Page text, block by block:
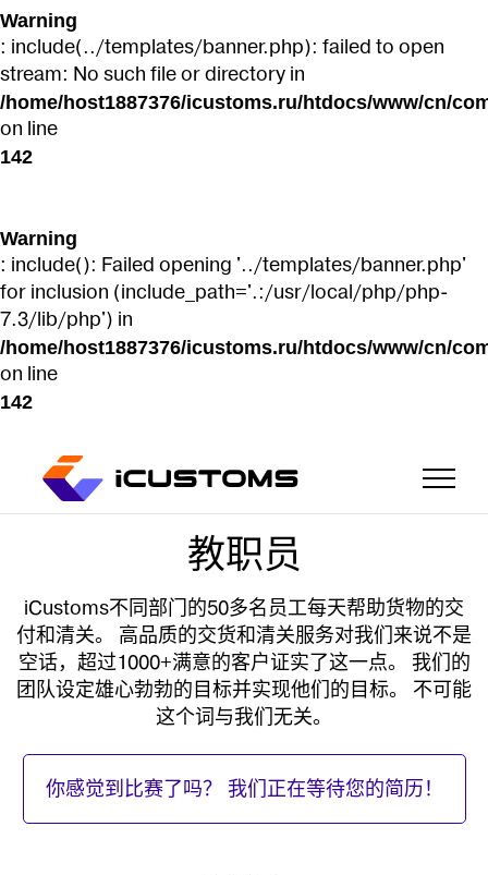
Warning
: include(../templates/banner.php): failed to open
stream: No such file or directory in
/home/host1887376/icustoms.ru/htdocs/www/cn/
on line
142
Warning
: include(): Failed opening '../templates/banner.php'
for inclusion (include_path='.:/usr/local/php/php-
7.3/lib/php') in
/home/host1887376/icustoms.ru/htdocs/www/cn/
on line
142
服务
关于我们
For investors
教职员
iCustoms不同部门的50多名员工每天帮助货物的交
付和清关。 高品质的交货和清关服务对我们来说不是
空话，超过1000+满意的客户证实了这一点。 我们的
团队设定雄心勃勃的目标并实现他们的目标。 不可能
这个词与我们无关。
你感觉到比赛了吗？ 我们正在等待您的简历！